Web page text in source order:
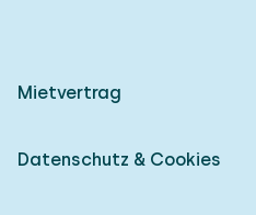
Mietvertrag
Datenschutz & Cookies